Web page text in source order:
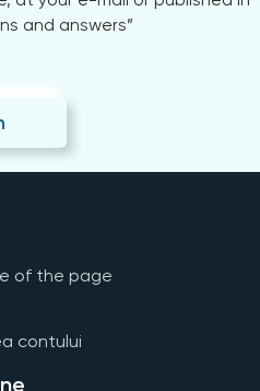
and answers”
of the page
contului